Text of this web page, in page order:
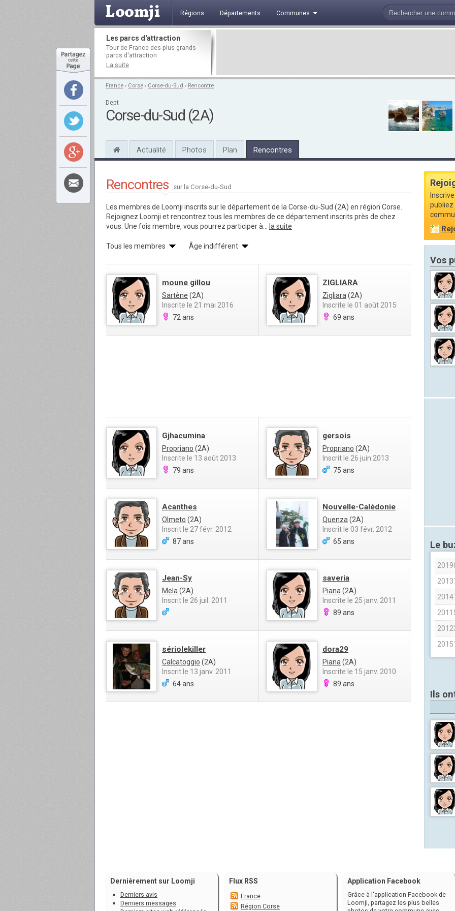
Régions Départements Communes
Les parcs d'attraction
Tour de France des plus grands
parcs d'attraction
La suite
France › Corse › Corse-du-Sud › Rencontre
Dept
Corse-du-Sud (2A)
Actualité Photos Plan Rencontres
Rencontres sur la Corse-du-Sud
Les membres de Loomji inscrits sur le département de la Corse-du-Sud (2A) en région Corse.
Rejoignez Loomji et rencontrez tous les membres de ce département inscrits près de chez
vous. Une fois membre, vous pourrez participer à...
la suite
Tous les membres Âge indifférent
moune gillou
Sartène (2A)
Inscrite le 21 mai 2016
72 ans
ZIGLIARA
Zigliara (2A)
Inscrite le 01 août 2015
69 ans
Gjhacumina
Propriano (2A)
Inscrite le 13 août 2013
79 ans
gersois
Propriano (2A)
Inscrit le 26 juin 2013
75 ans
Acanthes
Olmeto (2A)
Inscrit le 27 févr. 2012
87 ans
Nouvelle-Calédonie
Quenza (2A)
Inscrit le 03 févr. 2012
65 ans
Jean-Sy
Mela (2A)
Inscrit le 26 juil. 2011
saveria
Piana (2A)
Inscrite le 25 janv. 2011
89 ans
sériolekiller
Calcatoggio (2A)
Inscrit le 13 janv. 2011
64 ans
dora29
Piana (2A)
Inscrite le 15 janv. 2010
89 ans
publiez
Vos
Le
20151
Ils
Dernièrement sur Loomji
Derniers avis
Derniers messages
Flux RSS
France
Région Corse
Application Facebook
Grâce à l'application Facebook de
Loomji, partagez les plus belles